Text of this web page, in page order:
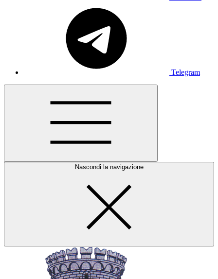
Telegram
Nascondi la navigazione